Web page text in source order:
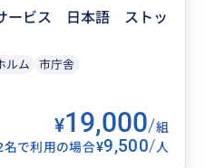
ービス 日本語 ストッ
ルム 市庁舎
¥19,000/組
名で利用の場合¥9,500/人